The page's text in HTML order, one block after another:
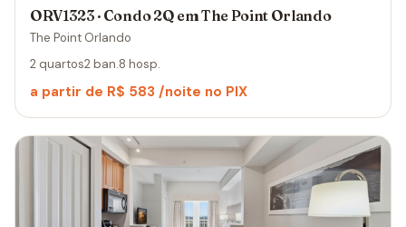
ORV1323 · Condo 2Q em The Point Orlando
The Point Orlando
2 quartos2 ban.8 hosp.
a partir de R$ 583 /noite no PIX